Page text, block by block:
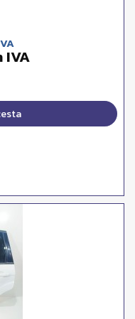
IVA